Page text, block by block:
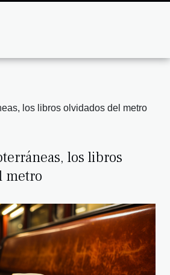
los libros olvidados del metro
los libros
metro